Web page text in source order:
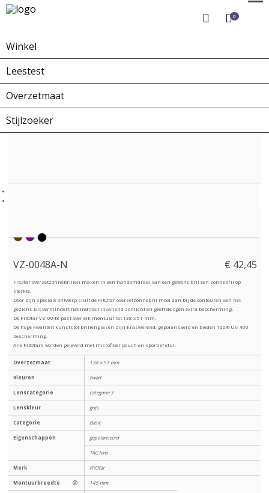
0
Winkel
Leestest
Overzetmaat
Stijlzoeker
Home Winkel
VZ-0048A-N € 42,45
FitOfar overzetzonnebrillen maken in een handomdraai van een gewone bril een zonnebril op
sterkte.
Door zijn speciale ontwerp sluit de FitOfar overzetzonnebril mooi aan bij de contouren van het
gezicht. Dit vermindert het indirect invallend zonlicht en geeft de ogen extra bescherming.
De FitOfar VZ-0048 past over elk montuur tot 138 x 51 mm.
De hoge kwaliteit kunststof brillenglazen zijn kraswerend, gepolariseerd en bieden 100% UV-400
bescherming.
Alle FitOfars worden geleverd met microfiber pouch en sportief etui.
Overzetmaat 138 x 51 mm
Kleuren zwart
Lenscategorie categorie 3
Lenskleur grijs
Categorie Basic
Eigenschappen gepolariseerd
TAC lens
Merk FitOfar
Montuurbreedte Ⓐ 145 mm